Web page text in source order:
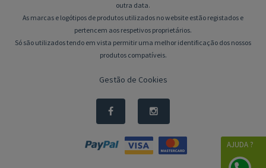
outra data.
As marcas e logótipos de produtos utilizados no website estão registados e
pertencem aos respetivos proprietários.
Só são utilizados tendo em vista permitir uma melhor identificação dos nossos
produtos compatíveis.
Gestão de Cookies
AJUDA ?